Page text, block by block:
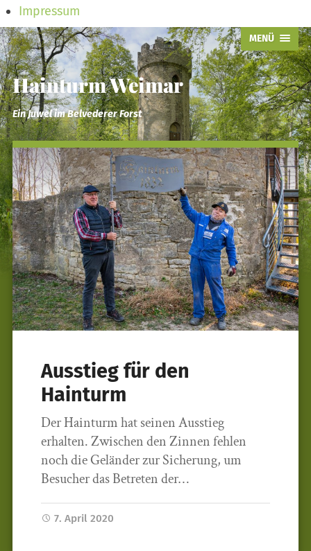
Impressum
MENÜ
Hainturm Weimar
Ein Juwel im Belvederer Forst
Ausstieg für den
Hainturm
Der Hainturm hat seinen Ausstieg
erhalten. Zwischen den Zinnen fehlen
noch die Geländer zur Sicherung, um
Besucher das Betreten der…
7. April 2020